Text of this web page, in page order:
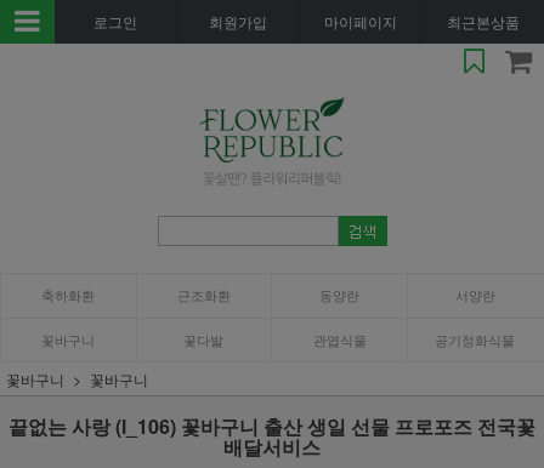
로그인 회원가입 마이페이지 최근본상품
축하화환 근조화환 동양란 서양란
꽃바구니 꽃다발 관엽식물 공기정화식물
꽃바구니 꽃바구니
끝없는 사랑 (l_106) 꽃바구니 출산 생일 선물 프로포즈 전국꽃
배달서비스